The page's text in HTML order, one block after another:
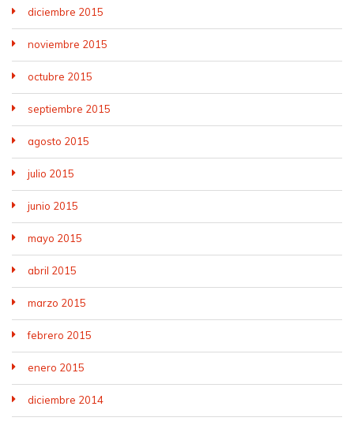
diciembre 2015
noviembre 2015
octubre 2015
septiembre 2015
agosto 2015
julio 2015
junio 2015
mayo 2015
abril 2015
marzo 2015
febrero 2015
enero 2015
diciembre 2014